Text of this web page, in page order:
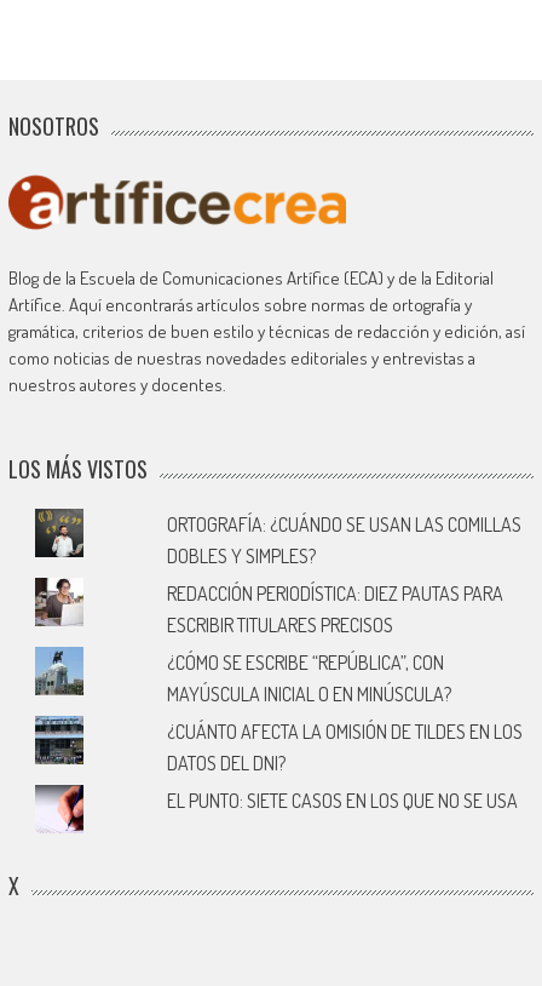
NOSOTROS
Blog de la Escuela de Comunicaciones Artífice (ECA) y de la Editorial
Artífice. Aquí encontrarás artículos sobre normas de ortografía y
gramática, criterios de buen estilo y técnicas de redacción y edición, así
como noticias de nuestras novedades editoriales y entrevistas a
nuestros autores y docentes.
LOS MÁS VISTOS
ORTOGRAFÍA: ¿CUÁNDO SE USAN LAS COMILLAS
DOBLES Y SIMPLES?
REDACCIÓN PERIODÍSTICA: DIEZ PAUTAS PARA
ESCRIBIR TITULARES PRECISOS
¿CÓMO SE ESCRIBE “REPÚBLICA”, CON
MAYÚSCULA INICIAL O EN MINÚSCULA?
¿CUÁNTO AFECTA LA OMISIÓN DE TILDES EN LOS
DATOS DEL DNI?
EL PUNTO: SIETE CASOS EN LOS QUE NO SE USA
X